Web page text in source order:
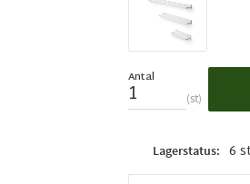
Antal
st
Lagerstatus 6